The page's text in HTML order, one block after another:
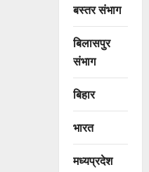
बस्तर संभाग
बिलासपुर
संभाग
बिहार
भारत
मध्यप्रदेश